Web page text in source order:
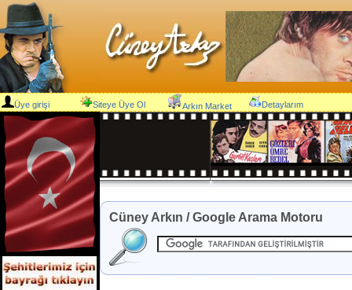
Üye girişi Siteye Üye Ol Arkın Market Detaylarım
Cüney Arkın / Google Arama Motoru